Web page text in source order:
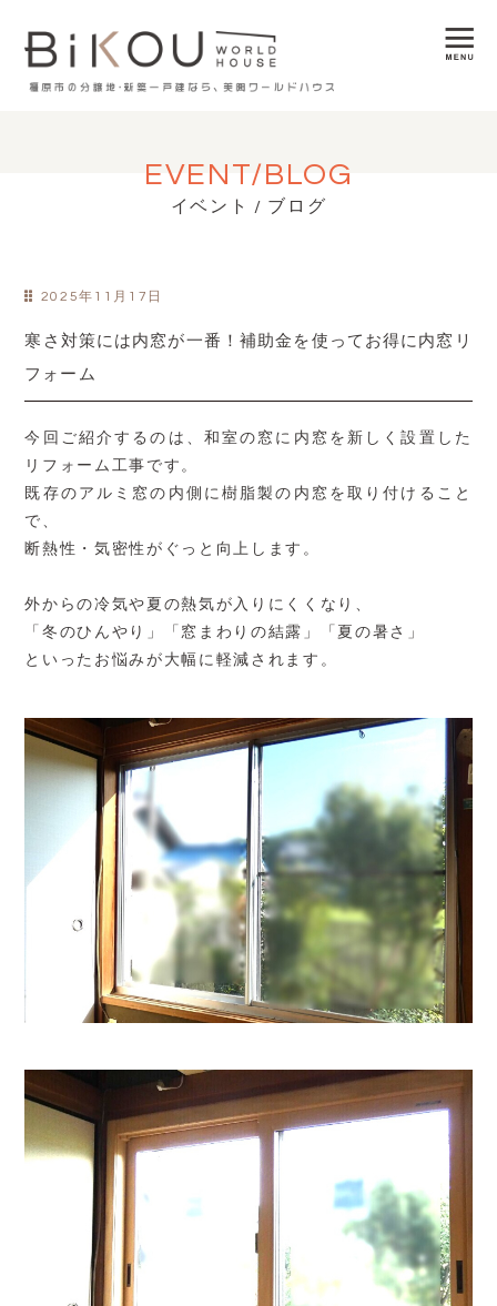
EVENT/BLOG
イベント / ブログ
2025年11月17日
寒さ対策には内窓が一番！補助金を使ってお得に内窓リ
フォーム
今回ご紹介するのは、和室の窓に内窓を新しく設置した
リフォーム工事です。
既存のアルミ窓の内側に樹脂製の内窓を取り付けること
で、
断熱性・気密性がぐっと向上します。
外からの冷気や夏の熱気が入りにくくなり、
「冬のひんやり」「窓まわりの結露」「夏の暑さ」
といったお悩みが大幅に軽減されます。